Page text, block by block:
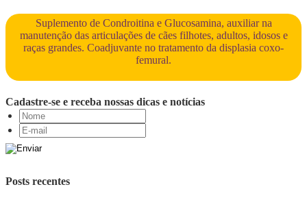
Suplemento de Condroitina e Glucosamina, auxiliar na
manutenção das articulações de cães filhotes, adultos, idosos e
raças grandes. Coadjuvante no tratamento da displasia coxo-
femural.
Cadastre-se e receba nossas dicas e notícias
Posts recentes